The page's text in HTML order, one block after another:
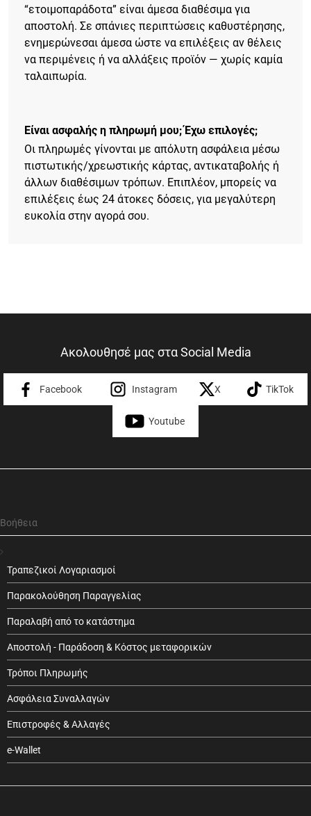
“ετοιμοπαράδοτα” είναι άμεσα διαθέσιμα για
αποστολή. Σε σπάνιες περιπτώσεις καθυστέρησης,
ενημερώνεσαι άμεσα ώστε να επιλέξεις αν θέλεις
να περιμένεις ή να αλλάξεις προϊόν — χωρίς καμία
ταλαιπωρία.
Είναι ασφαλής η πληρωμή μου; Έχω επιλογές;
Οι πληρωμές γίνονται με απόλυτη ασφάλεια μέσω
πιστωτικής/χρεωστικής κάρτας, αντικαταβολής ή
άλλων διαθέσιμων τρόπων. Επιπλέον, μπορείς να
επιλέξεις έως 24 άτοκες δόσεις, για μεγαλύτερη
ευκολία στην αγορά σου.
Ακολουθησέ μας στα Social Media
Facebook Instagram X TikTok
Youtube
Βοήθεια
Τραπεζικοί Λογαριασμοί
Παρακολούθηση Παραγγελίας
Παραλαβή από το κατάστημα
Αποστολή - Παράδοση & Κόστος μεταφορικών
Τρόποι Πληρωμής
Ασφάλεια Συναλλαγών
Επιστροφές & Αλλαγές
e-Wallet